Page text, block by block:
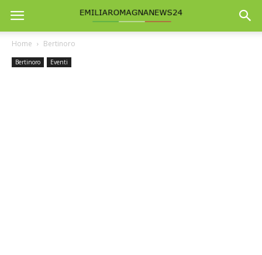
Home Bertinoro
Bertinoro Eventi